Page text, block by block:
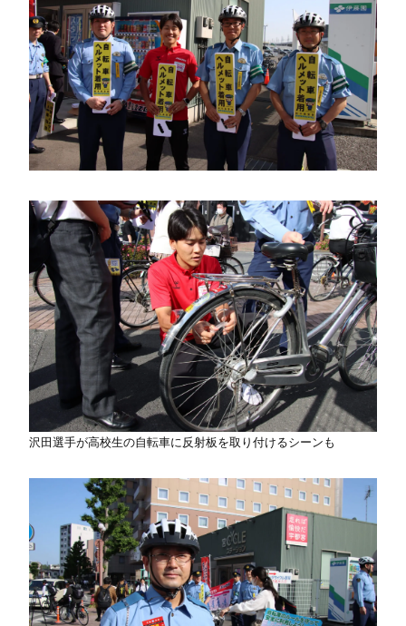
沢田選手が高校生の自転車に反射板を取り付けるシーンも